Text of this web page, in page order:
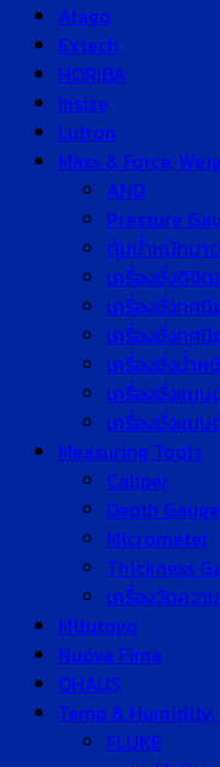
Atago
Extech
HORIBA
Insize
Lutron
Mass & Force,
AND
Pressure
ตุ้มน้ำหนักมา
เครื่องชั่งดิจิ
เครื่องชั่งทศ
เครื่องชั่งทศ
เครื่องชั่งน้ำ
เครื่องชั่งแบบ
เครื่องชั่งแบบ
Measuring Tools
Caliper
Depth
Micrometer
Thickness
เครื่องวัดควา
Mitutoyo
Nuova Fima
OHAUS
Temp &
FLUKE